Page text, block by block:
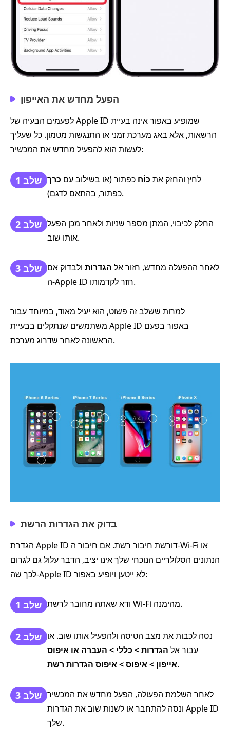
הפעל מחדש את האייפון
לפעמים הבעיה של Apple ID שמופיע באפור אינה בעיית
הרשאות, אלא באג מערכת זמני או התנגשות מטמון. כל שעליך
לעשות הוא להפעיל מחדש את המכשיר:
שלב 1 לחץ והחזק את כּוֹחַ כפתור (או בשילוב עם כרך
כפתור, בהתאם לדגם).
שלב 2 החלק לכיבוי, המתן מספר שניות ולאחר מכן הפעל
אותו שוב.
שלב 3 לאחר ההפעלה מחדש, חזור אל הגדרות ולבדוק אם
ה-Apple ID חזר לקדמותו.
למרות ששלב זה פשוט, הוא יעיל מאוד, במיוחד עבור
משתמשים שנתקלים בבעיית Apple ID באפור בפעם
הראשונה לאחר שדרוג מערכת.
בדוק את הגדרות הרשת
הגדרת Apple ID דורשת חיבור רשת. אם חיבור ה-Wi-Fi או
הנתונים הסלולריים הנוכחי שלך אינו יציב, הדבר עלול גם לגרום
לכך שה-Apple ID לא ייטען ויופיע באפור:
שלב 1 ודא שאתה מחובר לרשת Wi-Fi מהימנה.
שלב 2 נסה לכבות את מצב הטיסה ולהפעיל אותו שוב. או
עבור אל הגדרות > כללי > העברה או איפוס
אייפון > איפוס > איפוס הגדרות רשת.
שלב 3 לאחר השלמת הפעולה, הפעל מחדש את המכשיר
ונסה להתחבר או לשנות שוב את הגדרות Apple ID
שלך.